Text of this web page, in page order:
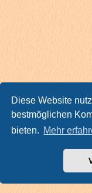
Diese Website
bestmöglichen
bieten. Mehr